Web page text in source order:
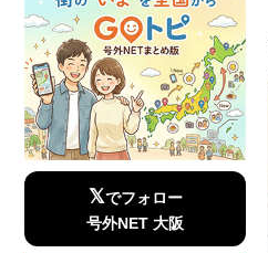
𝕏でフォロー
号外NET 大阪